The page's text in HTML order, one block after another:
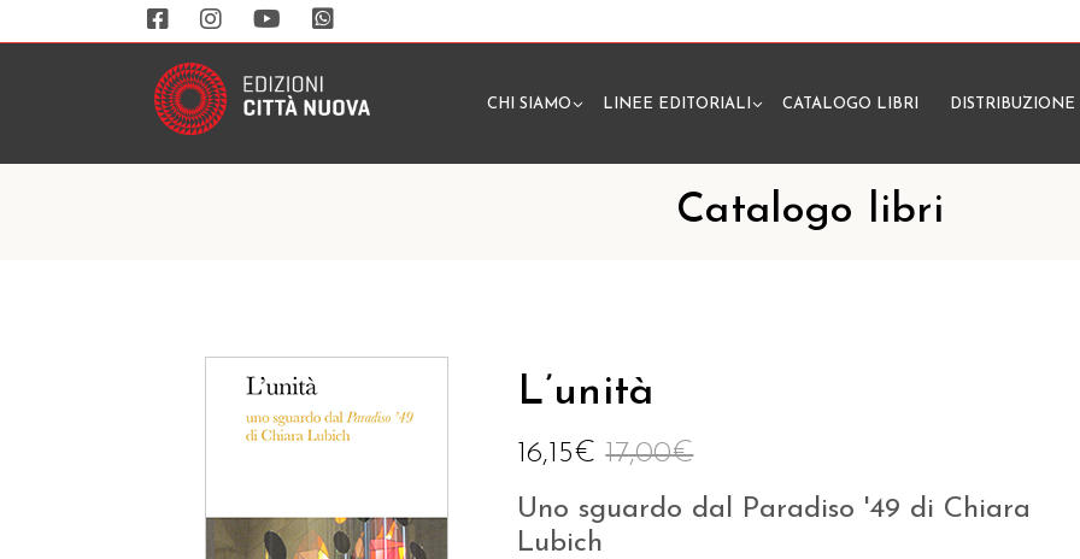
CHI SIAMO LINEE EDITORIALI CATALOGO LIBRI DISTRIBUZIONE
Catalogo libri
L’unità
17,00€
16,15€
Uno sguardo dal Paradiso '49 di Chiara
Lubich